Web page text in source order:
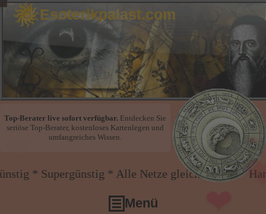
❤
❤
Esoterikpalast.com
Top-Berater live sofort verfügbar.Entdecken Sie
seriöse Top-Berater, kostenloses Kartenlegen und
umfangreiches Wissen.
* Alle Netze gleicher Preis * Handy und
Menü